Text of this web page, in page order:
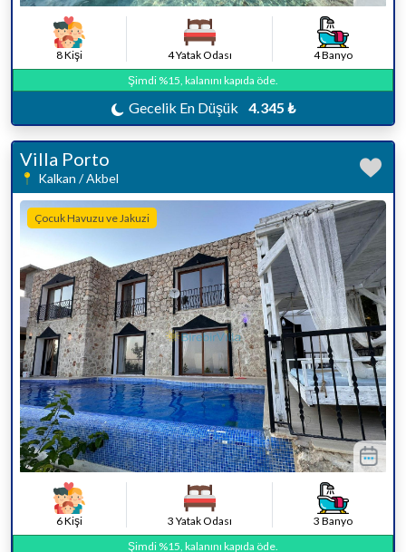
8 Kişi 4 Yatak Odası
4 Banyo
Şimdi %15, kalanını kapıda öde.
Gecelik En Düşük 4.345 ₺
Villa Porto
Kalkan / Akbel
Çocuk Havuzu ve Jakuzi
6 Kişi 3 Yatak Odası
3 Banyo
Şimdi %15, kalanını kapıda öde.